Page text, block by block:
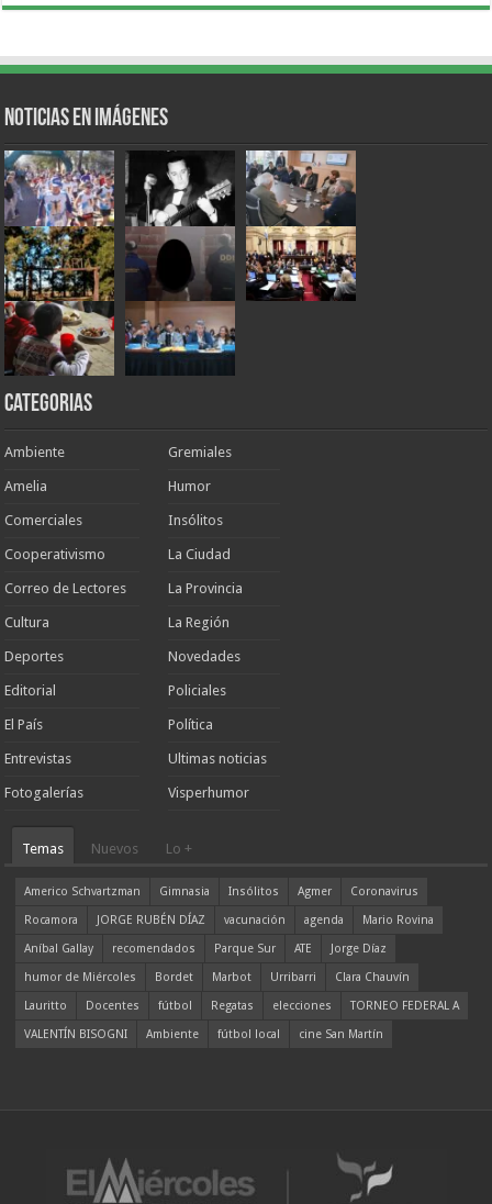
Noticias en Imágenes
Categorias
Ambiente
Amelia
Comerciales
Cooperativismo
Correo de Lectores
Cultura
Deportes
Editorial
El País
Entrevistas
Fotogalerías
Gremiales
Humor
Insólitos
La Ciudad
La Provincia
La Región
Novedades
Policiales
Política
Ultimas noticias
Visperhumor
Temas Nuevos Lo +
Americo Schvartzman Gimnasia Insólitos Agmer
Coronavirus
Rocamora
JORGE RUBÉN DÍAZ vacunación agenda
Mario Rovina
Aníbal Gallay
recomendados Parque Sur ATE
Jorge Díaz
humor de Miércoles
Bordet Marbot Urribarri
Clara Chauvín
Lauritto
Docentes fútbol Regatas elecciones
TORNEO FEDERAL A
VALENTÍN BISOGNI
Ambiente fútbol local cine San Martín